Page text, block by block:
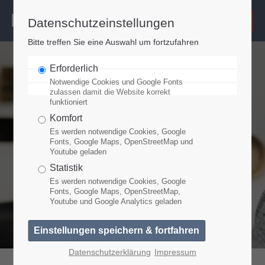
Login
Passwort
Anmelden
Register|Lost your password?
Support
Lorem ipsum dolor sit amet:
Datenschutzeinstellungen
Bitte treffen Sie eine Auswahl um fortzufahren
Erforderlich
Notwendige Cookies und Google Fonts
zulassen damit die Website korrekt
funktioniert
Komfort
Es werden notwendige Cookies, Google
Fonts, Google Maps, OpenStreetMap und
Youtube geladen
Statistik
Es werden notwendige Cookies, Google
Fonts, Google Maps, OpenStreetMap,
Youtube und Google Analytics geladen
Datenschutzerklärung Impressum